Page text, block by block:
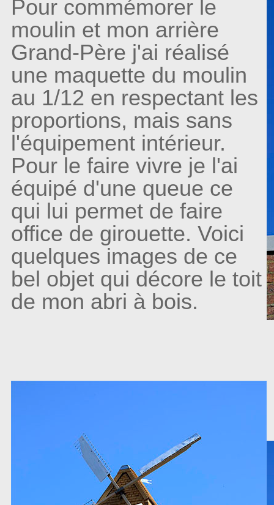
Pour commémorer le
moulin et mon arrière
Grand-Père j'ai réalisé
une maquette du moulin
au 1/12 en respectant les
proportions, mais sans
l'équipement intérieur.
Pour le faire vivre je l'ai
équipé d'une queue ce
qui lui permet de faire
office de girouette. Voici
quelques images de ce
bel objet qui décore le toit
de mon abri à bois.